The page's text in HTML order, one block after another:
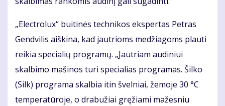
„Electrolux“ buitinės technikos ekspertas Petras
Gendvilis aiškina, kad jautrioms medžiagoms plauti
reikia specialių programų. „Jautriam audiniui
skalbimo mašinos turi specialias programas. Šilko
(Silk) programa skalbia itin švelniai, žemoje 30 °C
temperatūroje, o drabužiai gręžiami mažesniu